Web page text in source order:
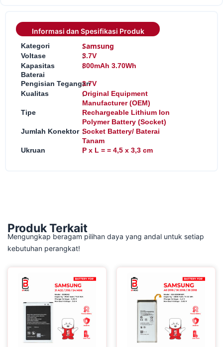
Informasi dan Spesifikasi Produk
Kategori :Samsung
Voltase :3.7V
Kapasitas
Baterai
:800mAh 3.70Wh
Pengisian Tegangan
:3.7V
Kualitas
:Original Equipment
Manufacturer (OEM)
Tipe
:Rechargeable Lithium Ion
Polymer Battery (Socket)
Jumlah Konektor :Socket Battery/ Baterai
Tanam
Ukruan
:P x L = = 4,5 x 3,3 cm
Produk Terkait
Mengungkap beragam pilihan daya yang andal untuk setiap
kebutuhan perangkat!